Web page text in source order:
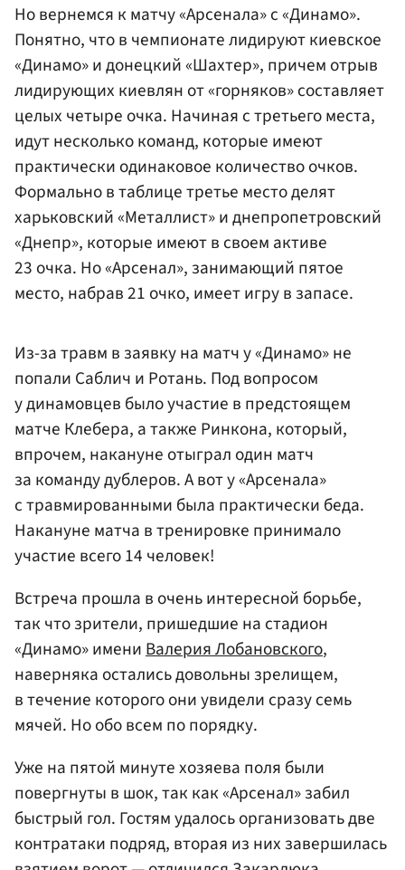
Но вернемся к матчу «Арсенала» с «Динамо».
Понятно, что в чемпионате лидируют киевское
«Динамо» и донецкий «Шахтер», причем отрыв
лидирующих киевлян от «горняков» составляет
целых четыре очка. Начиная с третьего места,
идут несколько команд, которые имеют
практически одинаковое количество очков.
Формально в таблице третье место делят
харьковский «Металлист» и днепропетровский
«Днепр», которые имеют в своем активе
23 очка. Но «Арсенал», занимающий пятое
место, набрав 21 очко, имеет игру в запасе.
Из-за травм в заявку на матч у «Динамо» не
попали Саблич и Ротань. Под вопросом
у динамовцев было участие в предстоящем
матче Клебера, а также Ринкона, который,
впрочем, накануне отыграл один матч
за команду дублеров. А вот у «Арсенала»
с травмированными была практически беда.
Накануне матча в тренировке принимало
участие всего 14 человек!
Встреча прошла в очень интересной борьбе,
так что зрители, пришедшие на стадион
«Динамо» имениВалерия Лобановского,
наверняка остались довольны зрелищем,
в течение которого они увидели сразу семь
мячей. Но обо всем по порядку.
Уже на пятой минуте хозяева поля были
повергнуты в шок, так как «Арсенал» забил
быстрый гол. Гостям удалось организовать две
контратаки подряд, вторая из них завершилась